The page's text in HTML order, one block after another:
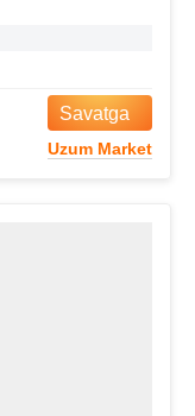
Savatga
Uzum Market